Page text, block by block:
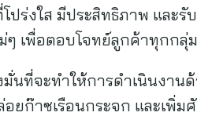
โปร่งใส มีประสิทธิภาพ แล
ๆ เพื่อตอบโจทย์ลูกค้าทุกกลุ่
มั่นที่จะทำให้การดำเนินงา
ยก๊าซเรือนกระจก และเพิ่